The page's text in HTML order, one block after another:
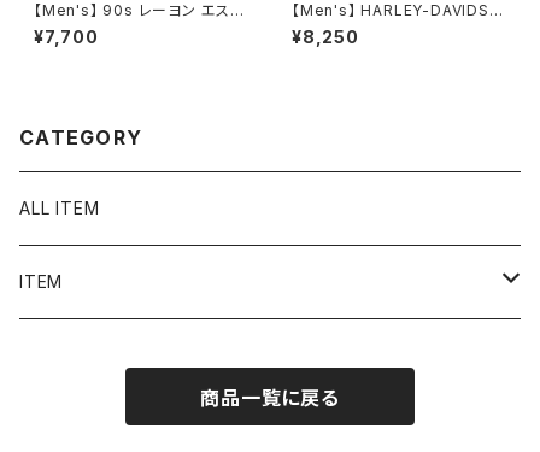
【Men's】 90s レーヨン エスニ
ック調 総柄 シャツ / 90年代 半
袖 メンズ 古着 柄シャツ N1595
¥7,700
【Men's】 HARLEY-DAVIDSO
N ノースリーブ Tシャツ / 古着
メンズ ハーレーダビッドソン ハ
¥8,250
CATEGORY
ALL ITEM
ITEM
シャツ／ブラウス
商品一覧に戻る